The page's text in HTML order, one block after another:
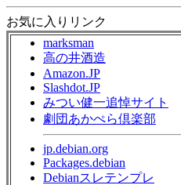
お気に入りリンク
marksman
高の井酒造
Amazon.JP
Slashdot.JP
みつい健一追悼サイト
劇団あかぺら倶楽部
jp.debian.org
Packages.debian
Debianスレテンプレ